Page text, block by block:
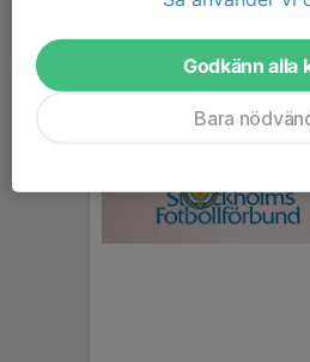
Godkänn alla
Bara